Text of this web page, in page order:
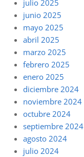
julio 2025
junio 2025
mayo 2025
abril 2025
marzo 2025
febrero 2025
enero 2025
diciembre 2024
noviembre 2024
octubre 2024
septiembre 2024
agosto 2024
julio 2024